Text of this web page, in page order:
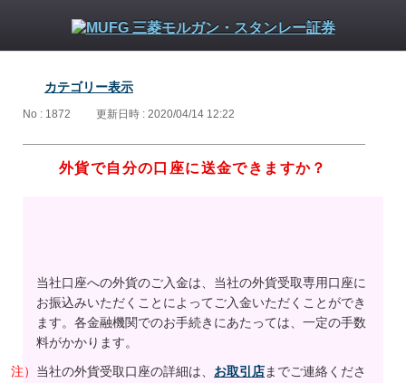
カテゴリー表示
No : 1872 更新日時 : 2020/04/14 12:22
外貨で自分の口座に送金できますか？
当社口座への外貨のご入金は、当社の外貨受取専用口座に
お振込みいただくことによってご入金いただくことができ
ます。各金融機関でのお手続きにあたっては、一定の手数
料がかかります。
注） 当社の外貨受取口座の詳細は、 お取引店までご連絡くださ